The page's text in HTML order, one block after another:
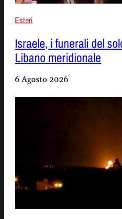
Esteri
Israele, i funerali del
Libano meridionale
6 Agosto 2026